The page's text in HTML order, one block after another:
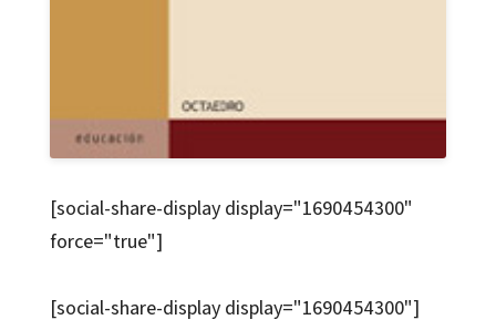
[social-share-display display="1690454300"
force="true"]
[social-share-display display="1690454300"]